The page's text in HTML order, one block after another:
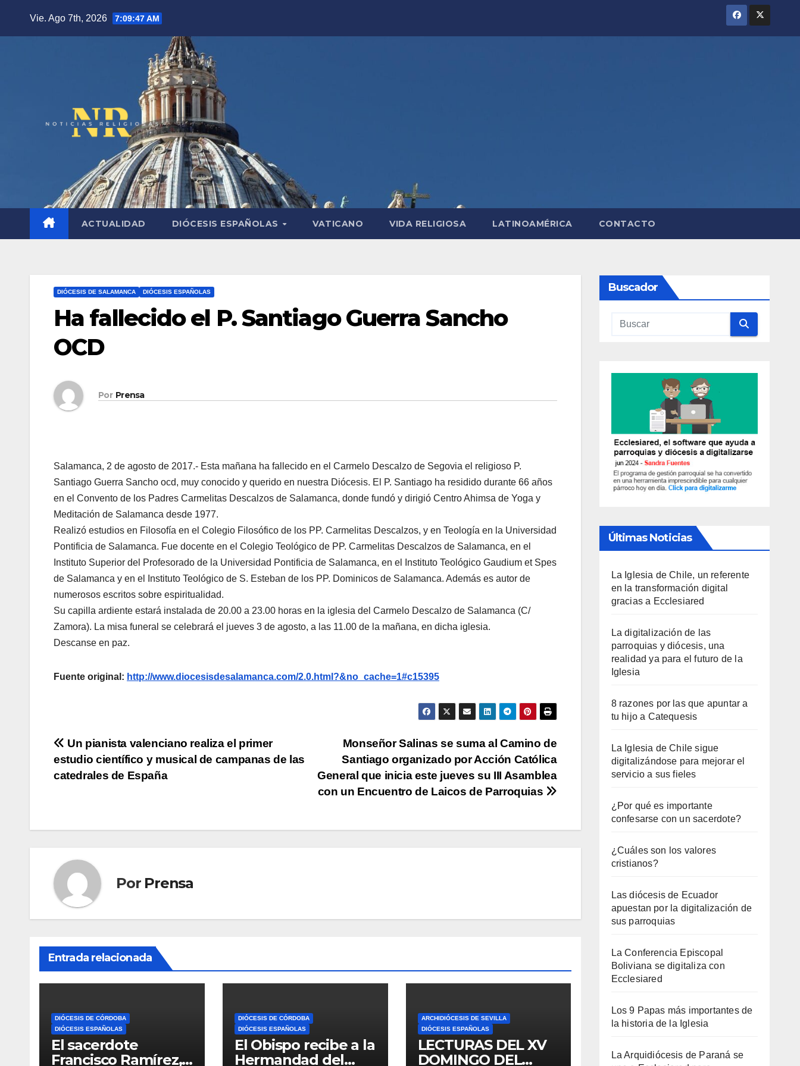
Vie. Ago 7th, 2026 7:09:48 AM
ACTUALIDAD DIÓCESIS ESPAÑOLAS VATICANO VIDA RELIGIOSA LATINOAMÉRICA CONTACTO
DIÓCESIS DE SALAMANCA DIÓCESIS ESPAÑOLAS
Ha fallecido el P. Santiago Guerra Sancho
OCD
Por Prensa
Salamanca, 2 de agosto de 2017.- Esta mañana ha fallecido en el Carmelo Descalzo de Segovia el religioso P.
Santiago Guerra Sancho ocd, muy conocido y querido en nuestra Diócesis. El P. Santiago ha residido durante 66 años
en el Convento de los Padres Carmelitas Descalzos de Salamanca, donde fundó y dirigió Centro Ahimsa de Yoga y
Meditación de Salamanca desde 1977.
Realizó estudios en Filosofía en el Colegio Filosófico de los PP. Carmelitas Descalzos, y en Teología en la Universidad
Pontificia de Salamanca. Fue docente en el Colegio Teológico de PP. Carmelitas Descalzos de Salamanca, en el
Instituto Superior del Profesorado de la Universidad Pontificia de Salamanca, en el Instituto Teológico Gaudium et Spes
de Salamanca y en el Instituto Teológico de S. Esteban de los PP. Dominicos de Salamanca. Además es autor de
numerosos escritos sobre espiritualidad.
Su capilla ardiente estará instalada de 20.00 a 23.00 horas en la iglesia del Carmelo Descalzo de Salamanca (C/
Zamora). La misa funeral se celebrará el jueves 3 de agosto, a las 11.00 de la mañana, en dicha iglesia.
Descanse en paz.
Fuente original: http://www.diocesisdesalamanca.com/2.0.html?&no_cache=1#c15395
Navegación
de
Monseñor Salinas se suma al Camino de
Santiago organizado por Acción Católica
General que inicia este jueves su III Asamblea
con un Encuentro de Laicos de Parroquias
Un pianista valenciano realiza el primer
estudio científico y musical de campanas de las
catedrales de España
Por Prensa
Entrada relacionada
DIÓCESIS DE CÓRDOBA
DIÓCESIS ESPAÑOLAS
El sacerdote
Francisco Ramírez,
DIÓCESIS DE CÓRDOBA
DIÓCESIS ESPAÑOLAS
El Obispo recibe a la
Hermandad del
ARCHIDIÓCESIS DE SEVILLA
DIÓCESIS ESPAÑOLAS
LECTURAS DEL XV
DOMINGO DEL
Buscador
Últimas Noticias
La Iglesia de Chile, un referente
en la transformación digital
gracias a Ecclesiared
La digitalización de las
parroquias y diócesis, una
realidad ya para el futuro de la
Iglesia
8 razones por las que apuntar a
tu hijo a Catequesis
La Iglesia de Chile sigue
digitalizándose para mejorar el
servicio a sus fieles
¿Por qué es importante
confesarse con un sacerdote?
¿Cuáles son los valores
cristianos?
Las diócesis de Ecuador
apuestan por la digitalización de
sus parroquias
La Conferencia Episcopal
Boliviana se digitaliza con
Ecclesiared
Los 9 Papas más importantes de
la historia de la Iglesia
La Arquidiócesis de Paraná se